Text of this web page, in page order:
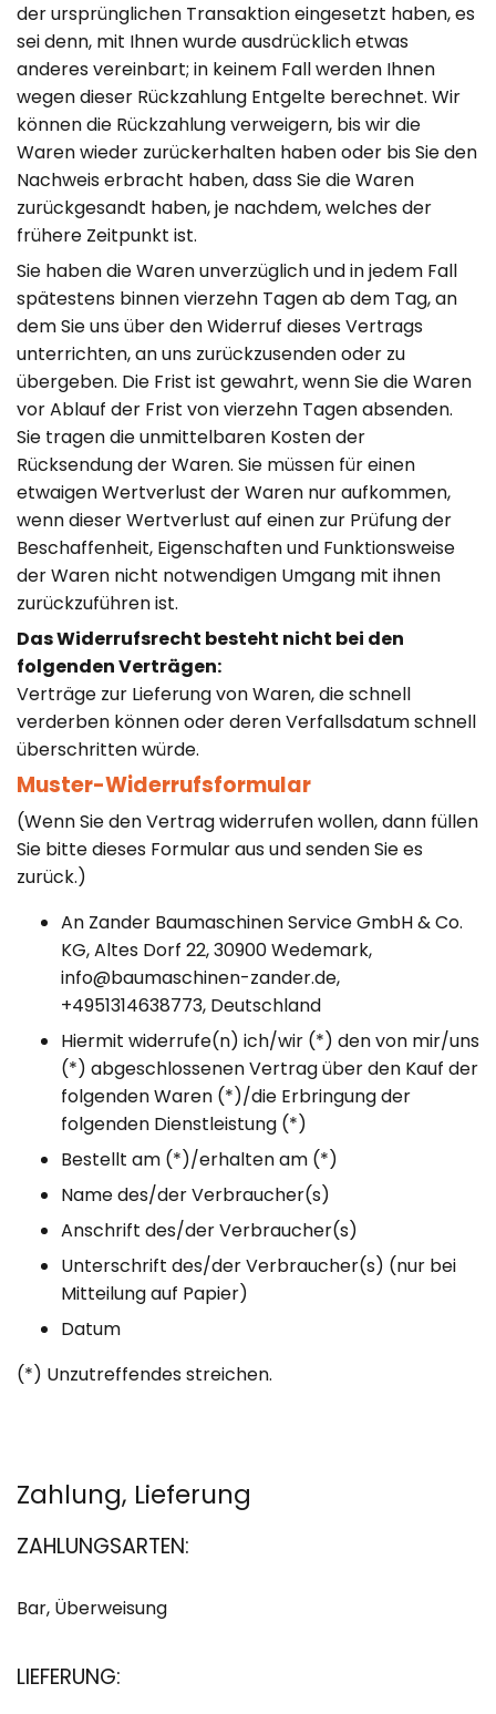
der ursprünglichen Transaktion eingesetzt haben, es
sei denn, mit Ihnen wurde ausdrücklich etwas
anderes vereinbart; in keinem Fall werden Ihnen
wegen dieser Rückzahlung Entgelte berechnet. Wir
können die Rückzahlung verweigern, bis wir die
Waren wieder zurückerhalten haben oder bis Sie den
Nachweis erbracht haben, dass Sie die Waren
zurückgesandt haben, je nachdem, welches der
frühere Zeitpunkt ist.
Sie haben die Waren unverzüglich und in jedem Fall
spätestens binnen vierzehn Tagen ab dem Tag, an
dem Sie uns über den Widerruf dieses Vertrags
unterrichten, an uns zurückzusenden oder zu
übergeben. Die Frist ist gewahrt, wenn Sie die Waren
vor Ablauf der Frist von vierzehn Tagen absenden.
Sie tragen die unmittelbaren Kosten der
Rücksendung der Waren. Sie müssen für einen
etwaigen Wertverlust der Waren nur aufkommen,
wenn dieser Wertverlust auf einen zur Prüfung der
Beschaffenheit, Eigenschaften und Funktionsweise
der Waren nicht notwendigen Umgang mit ihnen
zurückzuführen ist.
Das Widerrufsrecht besteht nicht bei den
folgenden Verträgen:
Verträge zur Lieferung von Waren, die schnell
verderben können oder deren Verfallsdatum schnell
überschritten würde.
Muster-Widerrufsformular
(Wenn Sie den Vertrag widerrufen wollen, dann füllen
Sie bitte dieses Formular aus und senden Sie es
zurück.)
An Zander Baumaschinen Service GmbH & Co.
KG, Altes Dorf 22, 30900 Wedemark,
info@baumaschinen-zander.de,
+4951314638773, Deutschland
Hiermit widerrufe(n) ich/wir (*) den von mir/uns
(*) abgeschlossenen Vertrag über den Kauf der
folgenden Waren (*)/die Erbringung der
folgenden Dienstleistung (*)
Bestellt am (*)/erhalten am (*)
Name des/der Verbraucher(s)
Anschrift des/der Verbraucher(s)
Unterschrift des/der Verbraucher(s) (nur bei
Mitteilung auf Papier)
Datum
(*) Unzutreffendes streichen.
Zahlung, Lieferung
ZAHLUNGSARTEN:
Bar, Überweisung
LIEFERUNG: